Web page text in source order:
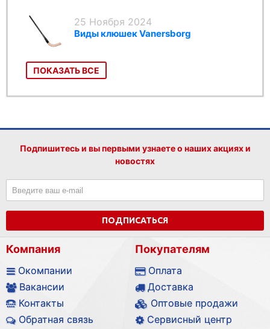
25 Ноября 2024
Виды клюшек Vanersborg
ПОКАЗАТЬ ВСЕ
Подпишитесь и вы первыми узнаете о наших акциях и
новостях
ПОДПИСАТЬСЯ
Компания
Окомпании
Вакансии
Контакты
Обратная связь
Покупателям
Оплата
Доставка
Оптовые продажи
Сервисный центр